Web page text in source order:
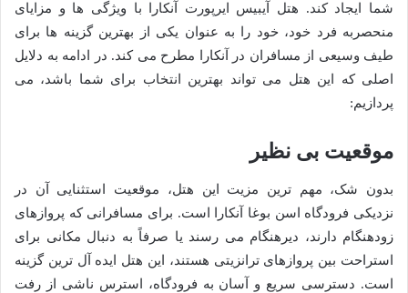
شما ایجاد کند. هتل آیبیس ایرپورت آنکارا با ویژگی ها و مزایای
منحصربه فرد خود، خود را به عنوان یکی از بهترین گزینه ها برای
طیف وسیعی از مسافران در آنکارا مطرح می کند. در ادامه به دلایل
اصلی که این هتل می تواند بهترین انتخاب برای شما باشد، می
پردازیم:
موقعیت بی نظیر
بدون شک، مهم ترین مزیت این هتل، موقعیت استثنایی آن در
نزدیکی فرودگاه اسن بوغا آنکارا است. برای مسافرانی که پروازهای
زودهنگام دارند، دیرهنگام می رسند یا صرفاً به دنبال مکانی برای
استراحت بین پروازهای ترانزیتی هستند، این هتل ایده آل ترین گزینه
است. دسترسی سریع و آسان به فرودگاه، استرس ناشی از رفت